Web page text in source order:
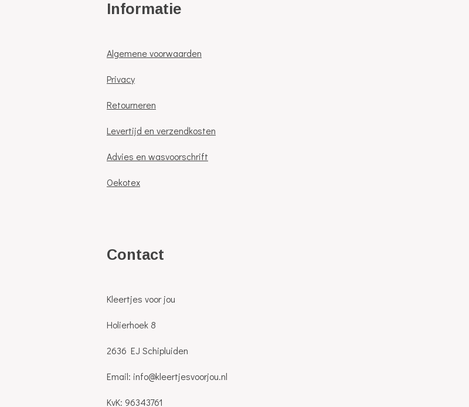
Informatie
Algemene voorwaarden
Privacy
Retourneren
Levertijd en verzendkosten
Advies en wasvoorschrift
Oekotex
Contact
Kleertjes voor jou
Holierhoek 8
2636 EJ Schipluiden
Email: info@kleertjesvoorjou.nl
KvK: 96343761